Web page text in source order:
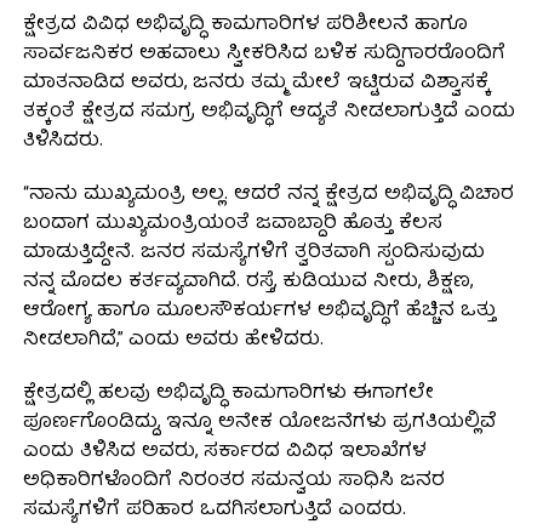
ಕ್ಷೇತ್ರದ ವಿವಿಧ ಅಭಿವೃದ್ಧಿ ಕಾಮಗಾರಿಗಳ ಪರಿಶೀಲನೆ ಹಾಗೂ
ಸಾರ್ವಜನಿಕರ ಅಹವಾಲು ಸ್ವೀಕರಿಸಿದ ಬಳಿಕ ಸುದ್ದಿಗಾರರೊಂದಿಗೆ
ಮಾತನಾಡಿದ ಅವರು, ಜನರು ತಮ್ಮ ಮೇಲೆ ಇಟ್ಟಿರುವ ವಿಶ್ವಾಸಕ್ಕೆ
ತಕ್ಕಂತೆ ಕ್ಷೇತ್ರದ ಸಮಗ್ರ ಅಭಿವೃದ್ಧಿಗೆ ಆದ್ಯತೆ ನೀಡಲಾಗುತ್ತಿದೆ ಎಂದು
ತಿಳಿಸಿದರು.
“ನಾನು ಮುಖ್ಯಮಂತ್ರಿ ಅಲ್ಲ. ಆದರೆ ನನ್ನ ಕ್ಷೇತ್ರದ ಅಭಿವೃದ್ಧಿ ವಿಚಾರ
ಬಂದಾಗ ಮುಖ್ಯಮಂತ್ರಿಯಂತೆ ಜವಾಬ್ದಾರಿ ಹೊತ್ತು ಕೆಲಸ
ಮಾಡುತ್ತಿದ್ದೇನೆ. ಜನರ ಸಮಸ್ಯೆಗಳಿಗೆ ತ್ವರಿತವಾಗಿ ಸ್ಪಂದಿಸುವುದು
ನನ್ನ ಮೊದಲ ಕರ್ತವ್ಯವಾಗಿದೆ. ರಸ್ತೆ, ಕುಡಿಯುವ ನೀರು, ಶಿಕ್ಷಣ,
ಆರೋಗ್ಯ ಹಾಗೂ ಮೂಲಸೌಕರ್ಯಗಳ ಅಭಿವೃದ್ಧಿಗೆ ಹೆಚ್ಚಿನ ಒತ್ತು
ನೀಡಲಾಗಿದೆ,” ಎಂದು ಅವರು ಹೇಳಿದರು.
ಕ್ಷೇತ್ರದಲ್ಲಿ ಹಲವು ಅಭಿವೃದ್ಧಿ ಕಾಮಗಾರಿಗಳು ಈಗಾಗಲೇ
ಪೂರ್ಣಗೊಂಡಿದ್ದು, ಇನ್ನೂ ಅನೇಕ ಯೋಜನೆಗಳು ಪ್ರಗತಿಯಲ್ಲಿವೆ
ಎಂದು ತಿಳಿಸಿದ ಅವರು, ಸರ್ಕಾರದ ವಿವಿಧ ಇಲಾಖೆಗಳ
ಅಧಿಕಾರಿಗಳೊಂದಿಗೆ ನಿರಂತರ ಸಮನ್ವಯ ಸಾಧಿಸಿ ಜನರ
ಸಮಸ್ಯೆಗಳಿಗೆ ಪರಿಹಾರ ಒದಗಿಸಲಾಗುತ್ತಿದೆ ಎಂದರು.